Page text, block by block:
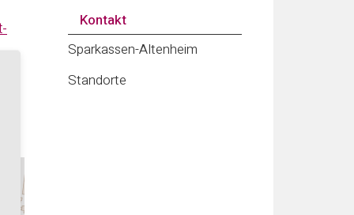
Kontakt
Sparkassen-Altenheim
Standorte